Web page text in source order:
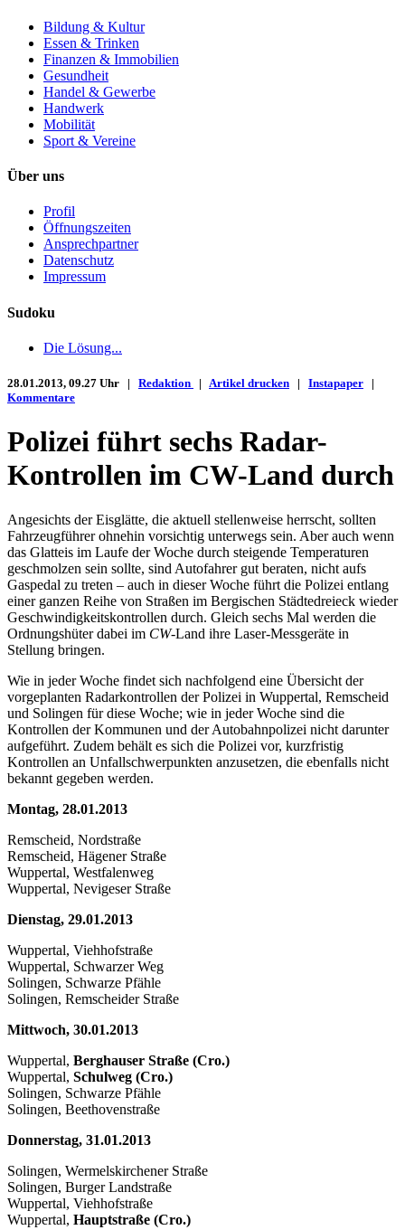
Bildung & Kultur
Essen & Trinken
Finanzen & Immobilien
Gesundheit
Handel & Gewerbe
Handwerk
Mobilität
Sport & Vereine
Über uns
Profil
Öffnungszeiten
Ansprechpartner
Datenschutz
Impressum
Sudoku
Die Lösung...
28.01.2013, 09.27 Uhr | Redaktion | Artikel drucken | Instapaper |
Kommentare
Polizei führt sechs Radar-
Kontrollen im CW-Land durch
Angesichts der Eisglätte, die aktuell stellenweise herrscht, sollten
Fahrzeugführer ohnehin vorsichtig unterwegs sein. Aber auch wenn
das Glatteis im Laufe der Woche durch steigende Temperaturen
geschmolzen sein sollte, sind Autofahrer gut beraten, nicht aufs
Gaspedal zu treten – auch in dieser Woche führt die Polizei entlang
einer ganzen Reihe von Straßen im Bergischen Städtedreieck wieder
Geschwindigkeitskontrollen durch. Gleich sechs Mal werden die
Ordnungshüter dabei im CW-Land ihre Laser-Messgeräte in
Stellung bringen.
Wie in jeder Woche findet sich nachfolgend eine Übersicht der
vorgeplanten Radarkontrollen der Polizei in Wuppertal, Remscheid
und Solingen für diese Woche; wie in jeder Woche sind die
Kontrollen der Kommunen und der Autobahnpolizei nicht darunter
aufgeführt. Zudem behält es sich die Polizei vor, kurzfristig
Kontrollen an Unfallschwerpunkten anzusetzen, die ebenfalls nicht
bekannt gegeben werden.
Montag, 28.01.2013
Remscheid, Nordstraße
Remscheid, Hägener Straße
Wuppertal, Westfalenweg
Wuppertal, Nevigeser Straße
Dienstag, 29.01.2013
Wuppertal, Viehhofstraße
Wuppertal, Schwarzer Weg
Solingen, Schwarze Pfähle
Solingen, Remscheider Straße
Mittwoch, 30.01.2013
Wuppertal, Berghauser Straße (Cro.)
Wuppertal, Schulweg (Cro.)
Solingen, Schwarze Pfähle
Solingen, Beethovenstraße
Donnerstag, 31.01.2013
Solingen, Wermelskirchener Straße
Solingen, Burger Landstraße
Wuppertal, Viehhofstraße
Wuppertal, Hauptstraße (Cro.)